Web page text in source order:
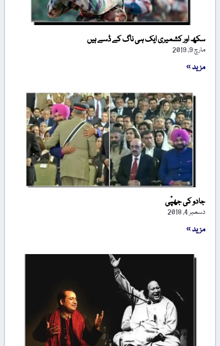
سکھ اور کشمیری ایک ہی ناگ کے ڈسے ہیں
مارچ 9, 2019
مزید »
جادو کی جھپّی
دسمبر 4, 2018
مزید »